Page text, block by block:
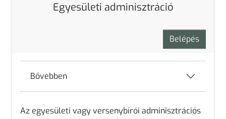
Egyesületi adminisztráció
Belépés
Bővebben
Az egyesületi vagyversenybírói adminisztrációs